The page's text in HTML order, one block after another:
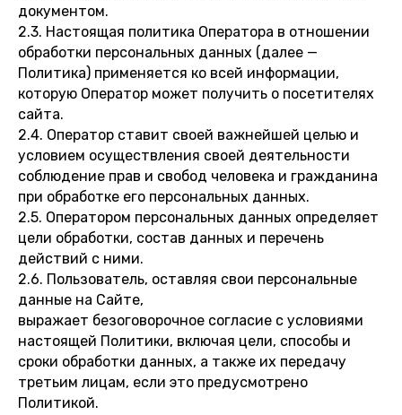
документом.
2.3. Настоящая политика Оператора в отношении
обработки персональных данных (далее —
Политика) применяется ко всей информации,
которую Оператор может получить о посетителях
сайта.
2.4. Оператор ставит своей важнейшей целью и
условием осуществления своей деятельности
соблюдение прав и свобод человека и гражданина
при обработке его персональных данных.
2.5. Оператором персональных данных определяет
цели обработки, состав данных и перечень
действий с ними.
2.6. Пользователь, оставляя свои персональные
данные на Сайте,
выражает безоговорочное согласие с условиями
настоящей Политики, включая цели, способы и
сроки обработки данных, а также их передачу
третьим лицам, если это предусмотрено
Политикой.